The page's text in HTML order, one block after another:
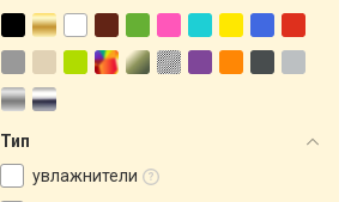
Тип
увлажнители